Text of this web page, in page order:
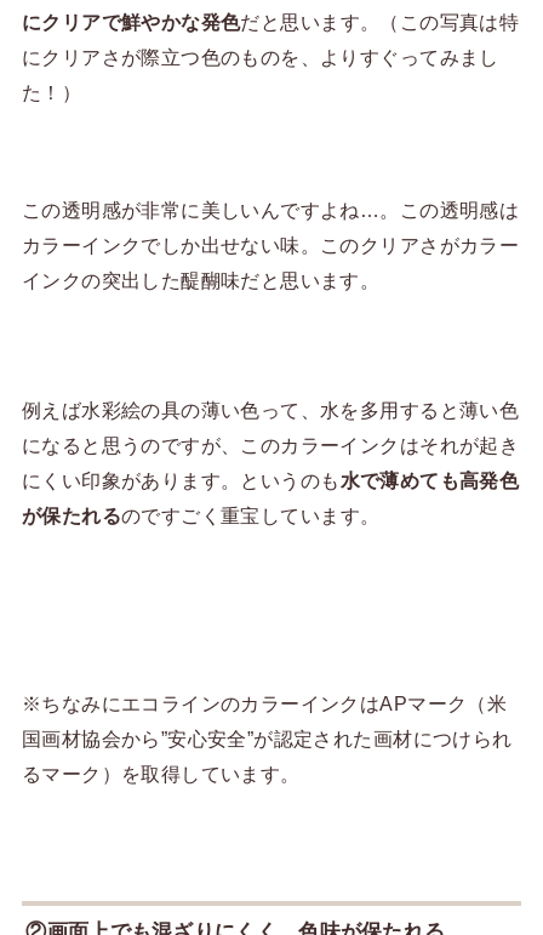
にクリアで鮮やかな発色だと思います。（この写真は特
にクリアさが際立つ色のものを、よりすぐってみまし
た！）
この透明感が非常に美しいんですよね…。この透明感は
カラーインクでしか出せない味。このクリアさがカラー
インクの突出した醍醐味だと思います。
例えば水彩絵の具の薄い色って、水を多用すると薄い色
になると思うのですが、このカラーインクはそれが起き
にくい印象があります。というのも 水で薄めても高発色
が保たれるのですごく重宝しています。
※ちなみにエコラインのカラーインクはAPマーク（米
国画材協会から”安心安全”が認定された画材につけられ
るマーク）を取得しています。